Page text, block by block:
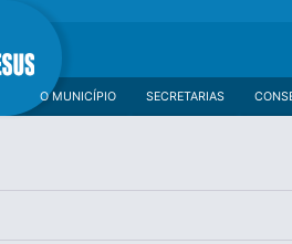
SECRETARIAS
O MUNICÍPIO